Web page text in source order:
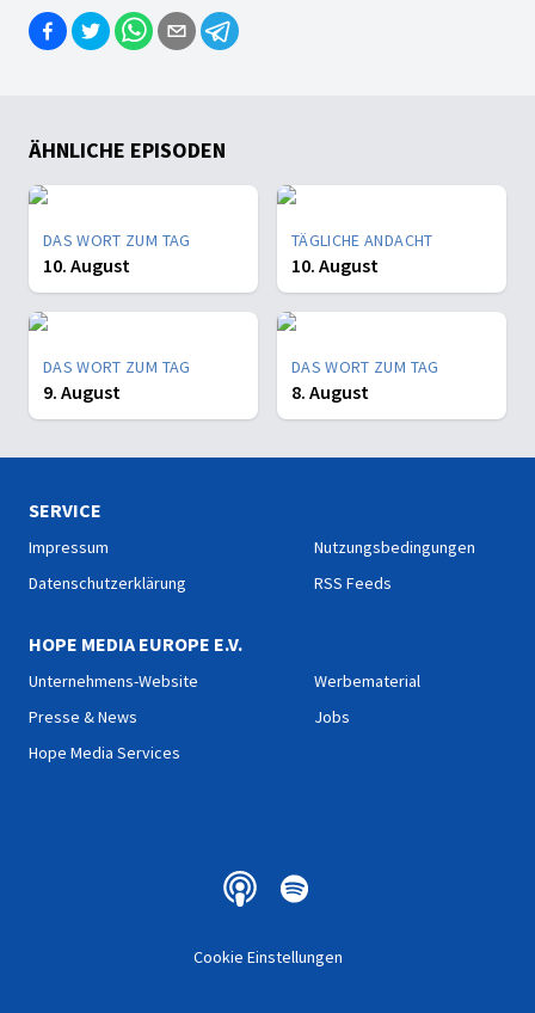
ÄHNLICHE EPISODEN
DAS WORT ZUM TAG
10. August
TÄGLICHE ANDACHT
10. August
DAS WORT ZUM TAG
9. August
DAS WORT ZUM TAG
8. August
SERVICE
Impressum
Datenschutzerklärung
Nutzungsbedingungen
RSS Feeds
HOPE MEDIA EUROPE E.V.
Unternehmens-Website
Presse & News
Hope Media Services
Werbematerial
Jobs
Cookie Einstellungen